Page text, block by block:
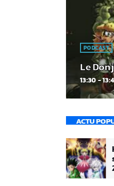
PODCAST
Le
13:30 -
ACTU